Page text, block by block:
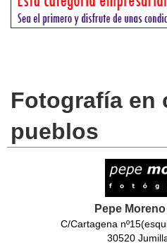
Fotografía en
pueblos
Pepe
C/Cartagena
30520